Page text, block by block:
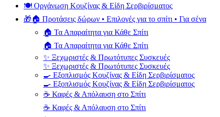
🍽️ Οργάνωση Κουζίνας & Είδη Σερβιρίσματος
🎁🏠 Προτάσεις δώρων • Επιλογές για το σπίτι • Για σένα
🏠 Τα Απαραίτητα για Κάθε Σπίτι
🏠 Τα Απαραίτητα για Κάθε Σπίτι
✨ Ξεχωριστές & Πρωτότυπες Συσκευές
✨ Ξεχωριστές & Πρωτότυπες Συσκευές
🍳 Εξοπλισμός Κουζίνας & Είδη Σερβιρίσματος
🍳 Εξοπλισμός Κουζίνας & Είδη Σερβιρίσματος
☕ Καφές & Απόλαυση στο Σπίτι
☕ Καφές & Απόλαυση στο Σπίτι